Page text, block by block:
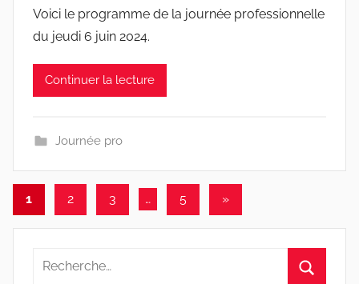
Voici le programme de la journée professionnelle
du jeudi 6 juin 2024.
Continuer la lecture
Journée pro
Navigation
articles
1 2 3 … 5
Articles
»